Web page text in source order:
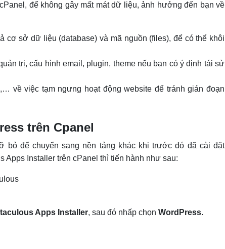
để không gây mất mát dữ liệu, ảnh hưởng đến bạn về
cơ sở dữ liệu (database) và mã nguồn (files), để có thể khôi
trị, cấu hình email, plugin, theme nếu bạn có ý định tái sử
về việc tạm ngưng hoạt động website để tránh gián đoạn
trên Cpanel
bỏ để chuyển sang nền tảng khác khi trước đó đã cài đặt
Apps Installer trên cPanel thì tiến hành như sau:
Apps Installer, sau đó nhấp chọn WordPress.